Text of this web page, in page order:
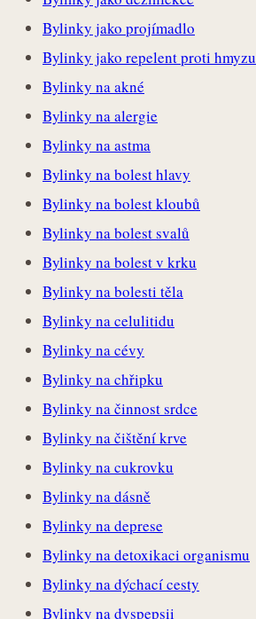
Bylinky jako projímadlo
Bylinky jako repelent proti hmyzu
Bylinky na akné
Bylinky na alergie
Bylinky na astma
Bylinky na bolest hlavy
Bylinky na bolest kloubů
Bylinky na bolest svalů
Bylinky na bolest v krku
Bylinky na bolesti těla
Bylinky na celulitidu
Bylinky na cévy
Bylinky na chřipku
Bylinky na činnost srdce
Bylinky na čištění krve
Bylinky na cukrovku
Bylinky na dásně
Bylinky na deprese
Bylinky na detoxikaci organismu
Bylinky na dýchací cesty
Bylinky na dyspepsii